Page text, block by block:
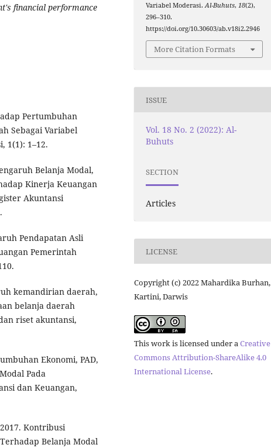
financial performance
Pertumbuhan
Sebagai Variabel
1(1): 1–12.
Belanja Modal,
Kinerja Keuangan
Akuntansi
Pendapatan Asli
Pemerintah
kemandirian daerah,
belanja daerah
riset akuntansi,
Ekonomi, PAD,
Pada
dan Keuangan,
Kontribusi
Belanja Modal
Variabel Moderasi.Al-Buhuts, 18(2),
296–310.
https://doi.org/10.30603/ab.v18i2.2946
More Citation Formats
ISSUE
Vol. 18 No. 2 (2022): Al-
Buhuts
SECTION
Articles
LICENSE
Copyright (c) 2022 Mahardika Burhan,
Kartini, Darwis
This work is licensed under aCreative
Commons Attribution-ShareAlike 4.0
International License.